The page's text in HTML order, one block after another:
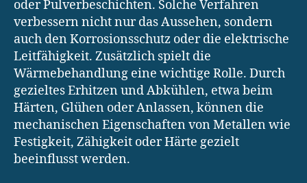
oder Pulverbeschichten. Solche Verfahren
verbessern nicht nur das Aussehen, sondern
auch den Korrosionsschutz oder die elektrische
Leitfähigkeit. Zusätzlich spielt die
Wärmebehandlung eine wichtige Rolle. Durch
gezieltes Erhitzen und Abkühlen, etwa beim
Härten, Glühen oder Anlassen, können die
mechanischen Eigenschaften von Metallen wie
Festigkeit, Zähigkeit oder Härte gezielt
beeinflusst werden.